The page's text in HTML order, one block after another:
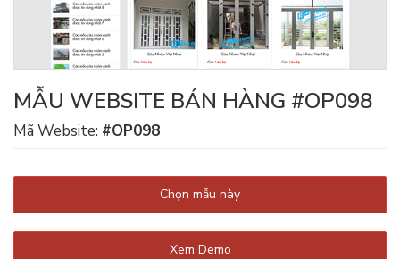
MẪU WEBSITE BÁN HÀNG #OP098
Mã Website: #OP098
Chọn mẫu này
Xem Demo